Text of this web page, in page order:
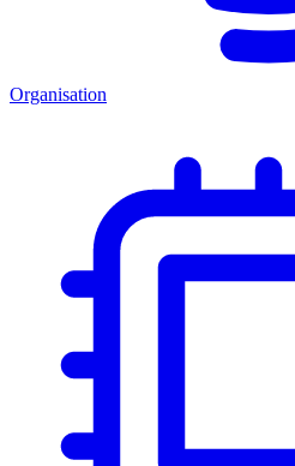
Organisation